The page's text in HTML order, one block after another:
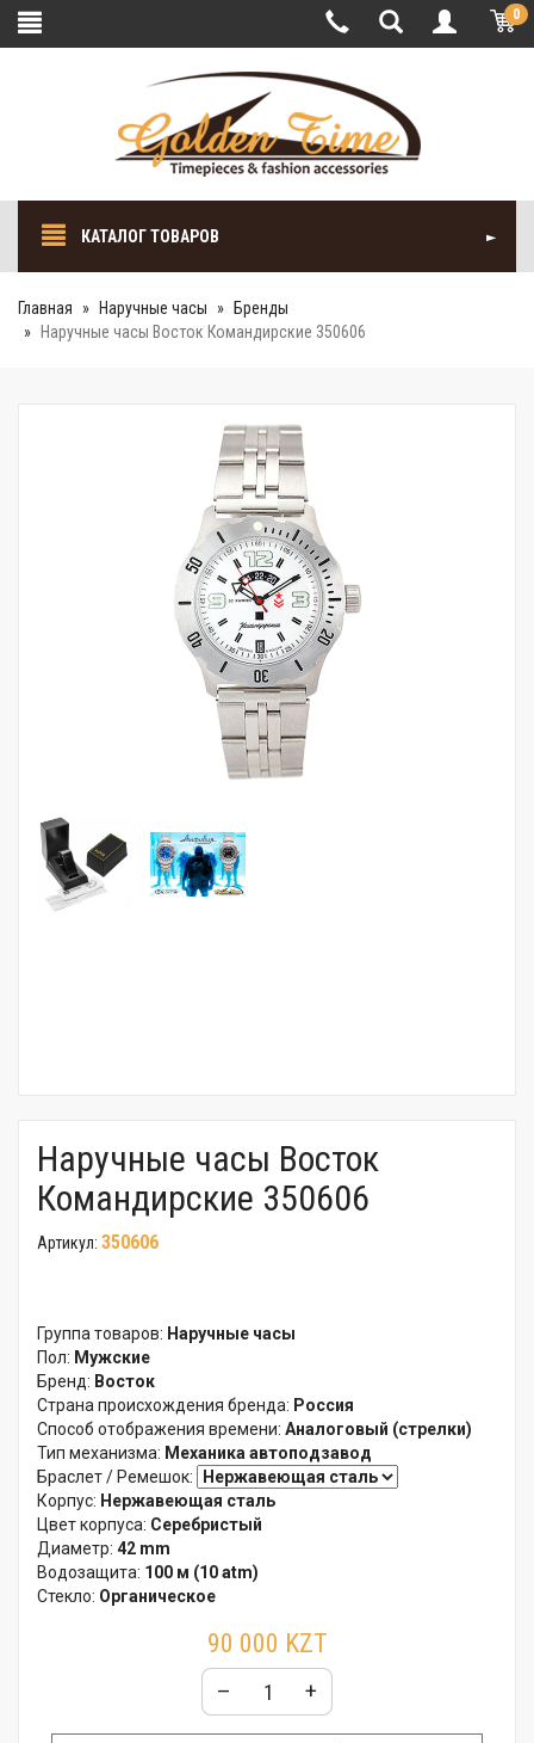
0
КАТАЛОГ ТОВАРОВ
Главная Наручные часы
Бренды
Наручные часы Восток Командирские 350606
Наручные часы Восток
Командирские 350606
Артикул: 350606
Группа товаров: Наручные часы
Пол: Мужские
Бренд: Восток
Страна происхождения бренда: Россия
Способ отображения времени: Аналоговый (стрелки)
Тип механизма: Механика автоподзавод
Браслет / Ремешок:
Корпус: Нержавеющая сталь
Цвет корпуса: Серебристый
Диаметр: 42 mm
Водозащита: 100 м (10 atm)
Стекло: Органическое
Фирменная пластиковая коробочка
90 000 KZT
– +